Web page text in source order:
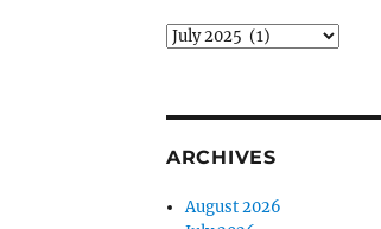
arhive
ARCHIVES
August 2026